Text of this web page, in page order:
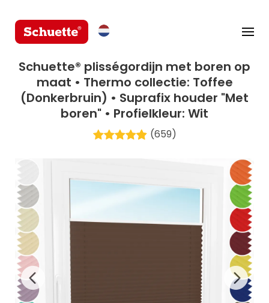
Schuette® plisségordijn met boren op
maat • Thermo collectie: Toffee
(Donkerbruin) • Suprafix houder "Met
boren" • Profielkleur: Wit
(659)